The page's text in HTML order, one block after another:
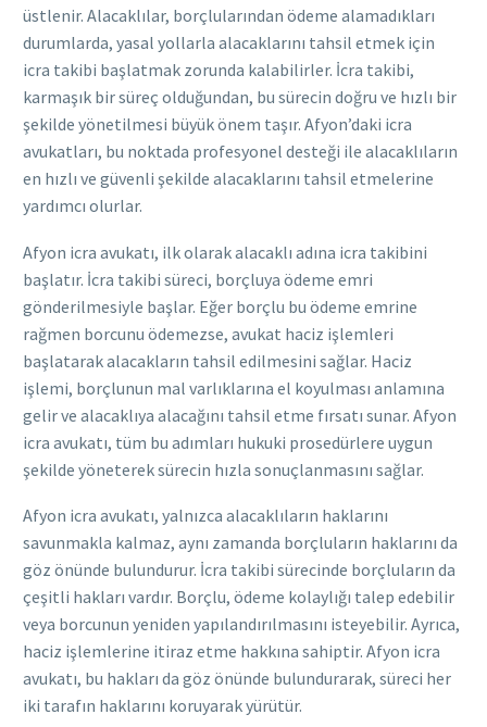
üstlenir. Alacaklılar, borçlularından ödeme alamadıkları
durumlarda, yasal yollarla alacaklarını tahsil etmek için
icra takibi başlatmak zorunda kalabilirler. İcra takibi,
karmaşık bir süreç olduğundan, bu sürecin doğru ve hızlı bir
şekilde yönetilmesi büyük önem taşır. Afyon’daki icra
avukatları, bu noktada profesyonel desteği ile alacaklıların
en hızlı ve güvenli şekilde alacaklarını tahsil etmelerine
yardımcı olurlar.
Afyon icra avukatı, ilk olarak alacaklı adına icra takibini
başlatır. İcra takibi süreci, borçluya ödeme emri
gönderilmesiyle başlar. Eğer borçlu bu ödeme emrine
rağmen borcunu ödemezse, avukat haciz işlemleri
başlatarak alacakların tahsil edilmesini sağlar. Haciz
işlemi, borçlunun mal varlıklarına el koyulması anlamına
gelir ve alacaklıya alacağını tahsil etme fırsatı sunar. Afyon
icra avukatı, tüm bu adımları hukuki prosedürlere uygun
şekilde yöneterek sürecin hızla sonuçlanmasını sağlar.
Afyon icra avukatı, yalnızca alacaklıların haklarını
savunmakla kalmaz, aynı zamanda borçluların haklarını da
göz önünde bulundurur. İcra takibi sürecinde borçluların da
çeşitli hakları vardır. Borçlu, ödeme kolaylığı talep edebilir
veya borcunun yeniden yapılandırılmasını isteyebilir. Ayrıca,
haciz işlemlerine itiraz etme hakkına sahiptir. Afyon icra
avukatı, bu hakları da göz önünde bulundurarak, süreci her
iki tarafın haklarını koruyarak yürütür.